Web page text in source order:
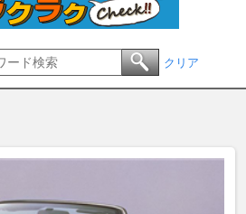
クリア